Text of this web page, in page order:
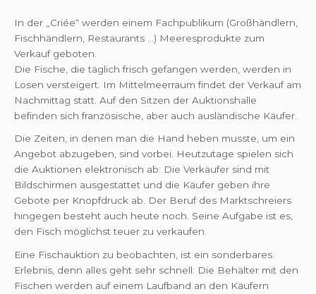
In der „Criée“ werden einem Fachpublikum (Großhändlern,
Fischhändlern, Restaurants ...) Meeresprodukte zum
Verkauf geboten.
Die Fische, die täglich frisch gefangen werden, werden in
Losen versteigert. Im Mittelmeerraum findet der Verkauf am
Nachmittag statt. Auf den Sitzen der Auktionshalle
befinden sich französische, aber auch ausländische Käufer.
Die Zeiten, in denen man die Hand heben musste, um ein
Angebot abzugeben, sind vorbei. Heutzutage spielen sich
die Auktionen elektronisch ab: Die Verkäufer sind mit
Bildschirmen ausgestattet und die Käufer geben ihre
Gebote per Knopfdruck ab. Der Beruf des Marktschreiers
hingegen besteht auch heute noch. Seine Aufgabe ist es,
den Fisch möglichst teuer zu verkaufen.
Eine Fischauktion zu beobachten, ist ein sonderbares
Erlebnis, denn alles geht sehr schnell: Die Behälter mit den
Fischen werden auf einem Laufband an den Käufern